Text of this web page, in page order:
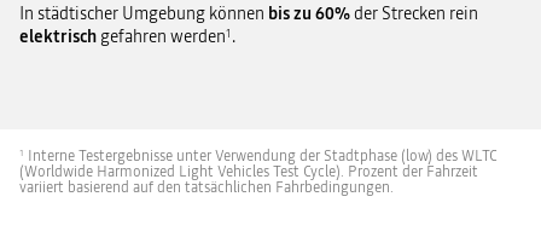
In städtischer Umgebung können bis zu 60%der Strecken rein
elektrisch gefahren werden1 .
1 Interne Testergebnisse unter Verwendung der Stadtphase (low) des WLTC
(Worldwide Harmonized Light Vehicles Test Cycle). Prozent der Fahrzeit
variiert basierend auf den tatsächlichen Fahrbedingungen.